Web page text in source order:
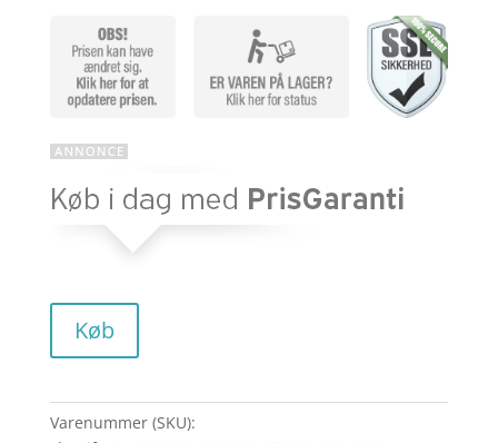
kr.
er:
kr.
Køb
Varenummer (SKU):